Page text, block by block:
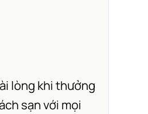
lòng khi thưởng
sạn với mọi